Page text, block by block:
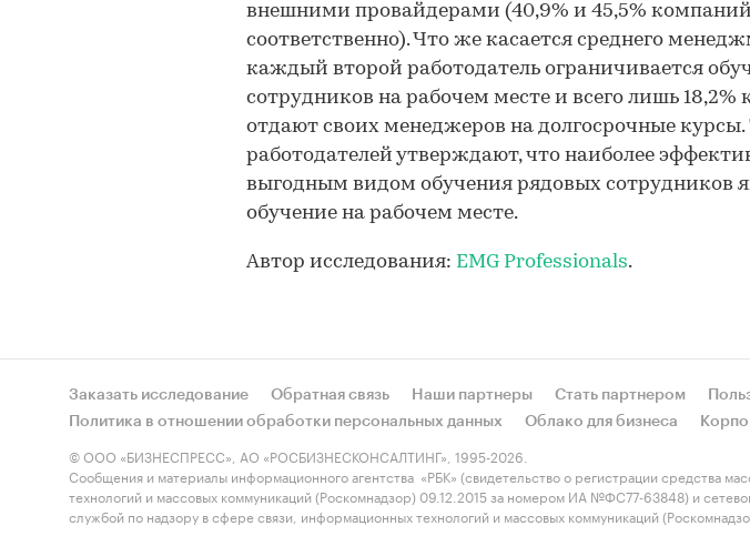
внешними провайдерами (40,9% и 45,5% компаний
соответственно). Что же касается среднего
каждый второй работодатель ограничивается
сотрудников на рабочем месте и всего лишь 18,2%
отдают своих менеджеров на долгосрочные курсы.
работодателей утверждают, что наиболее
выгодным видом обучения рядовых сотрудников
обучение на рабочем месте.
Автор исследования: EMG Professionals.
Заказать исследование Обратная связь Наши партнеры Стать партнером
Политика в отношении обработки персональных данных
Облако для бизнеса
© ООО «БИЗНЕСПРЕСС», АО «РОСБИЗНЕСКОНСАЛТИНГ», 1995-2026.
Сообщения и материалы информационного агентства «РБК» (свидетельство о регистрации средства
технологий и массовых коммуникаций (Роскомнадзор) 09.12.2015 за номером ИА №ФС77-63848) и
службой по надзору в сфере связи, информационных технологий и массовых коммуникаций